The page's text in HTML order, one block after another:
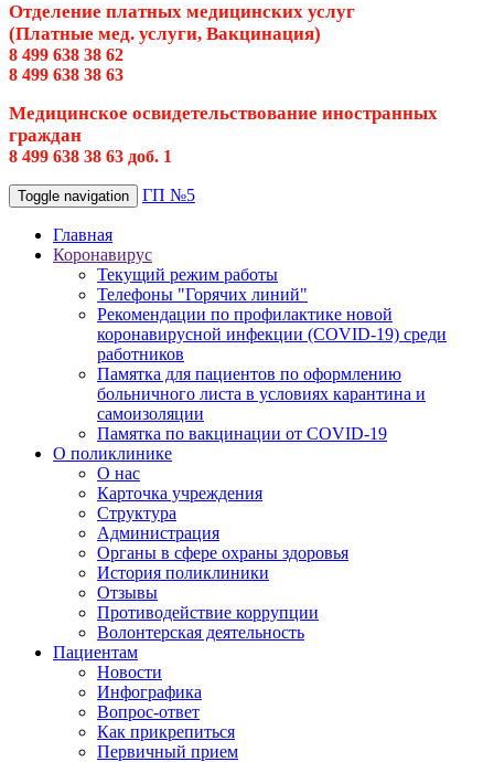
Отделение платных медицинских услуг
(Платные мед. услуги, Вакцинация)
8 499 638 38 62
8 499 638 38 63
Медицинское освидетельствование иностранных
граждан
8 499 638 38 63 доб. 1
Toggle navigation ГП №5
Главная
Коронавирус
Текущий режим работы
Телефоны "Горячих линий"
Рекомендации по профилактике новой
коронавирусной инфекции (COVID-19) среди
работников
Памятка для пациентов по оформлению
больничного листа в условиях карантина и
самоизоляции
Памятка по вакцинации от COVID-19
О поликлинике
О нас
Карточка учреждения
Структура
Администрация
Органы в сфере охраны здоровья
История поликлиники
Отзывы
Противодействие коррупции
Волонтерская деятельность
Пациентам
Новости
Инфографика
Вопрос-ответ
Как прикрепиться
Первичный прием